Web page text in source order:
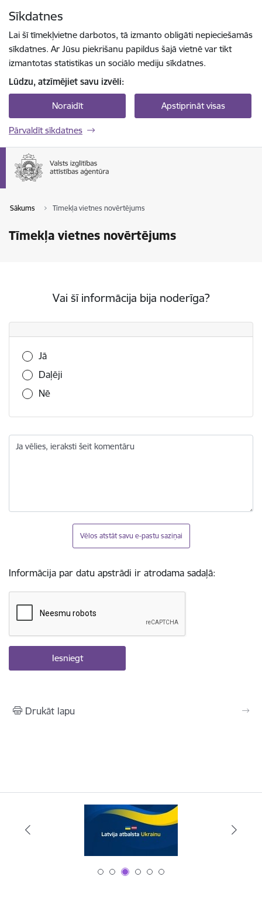
Sīkdatnes
Lai šī tīmekļvietne darbotos, tā izmanto obligāti nepieciešamās
sīkdatnes. Ar Jūsu piekrišanu papildus šajā vietnē var tikt
izmantotas statistikas un sociālo mediju sīkdatnes.
Lūdzu, atzīmējiet savu izvēli:
Noraidīt Apstiprināt visas
Pārvaldīt sīkdatnes
Sākums Tīmekļa vietnes novērtējums
Tīmekļa vietnes novērtējums
Vai šī informācija bija noderīga?
Vai šī informācija bija noderīga?
Jā
Daļēji
Nē
Ja vēlies, ieraksti šeit komentāru
Vēlos atstāt savu e-pastu saziņai
Informācija par datu apstrādi ir atrodama sadaļā:
Drukāt lapu